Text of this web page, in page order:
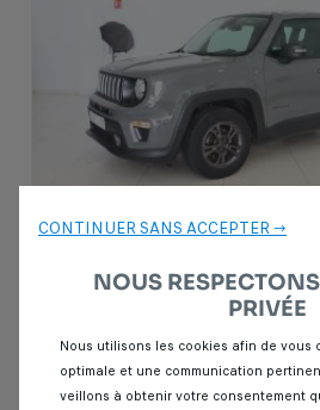
Garantie Spoticar12 mois
Jeep Renegade
1.6 MULTIJET 120 LONGITUDE 4X2
CONTINUER SANS ACCEPTER →
NOUS
PRIVÉE
Nous utilisons les cookies afin de vous
optimale et une communication
veillons à obtenir votre consentement